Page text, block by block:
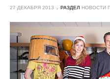
27 ДЕКАБРЯ 2013 РАЗДЕЛ НОВОСТИ